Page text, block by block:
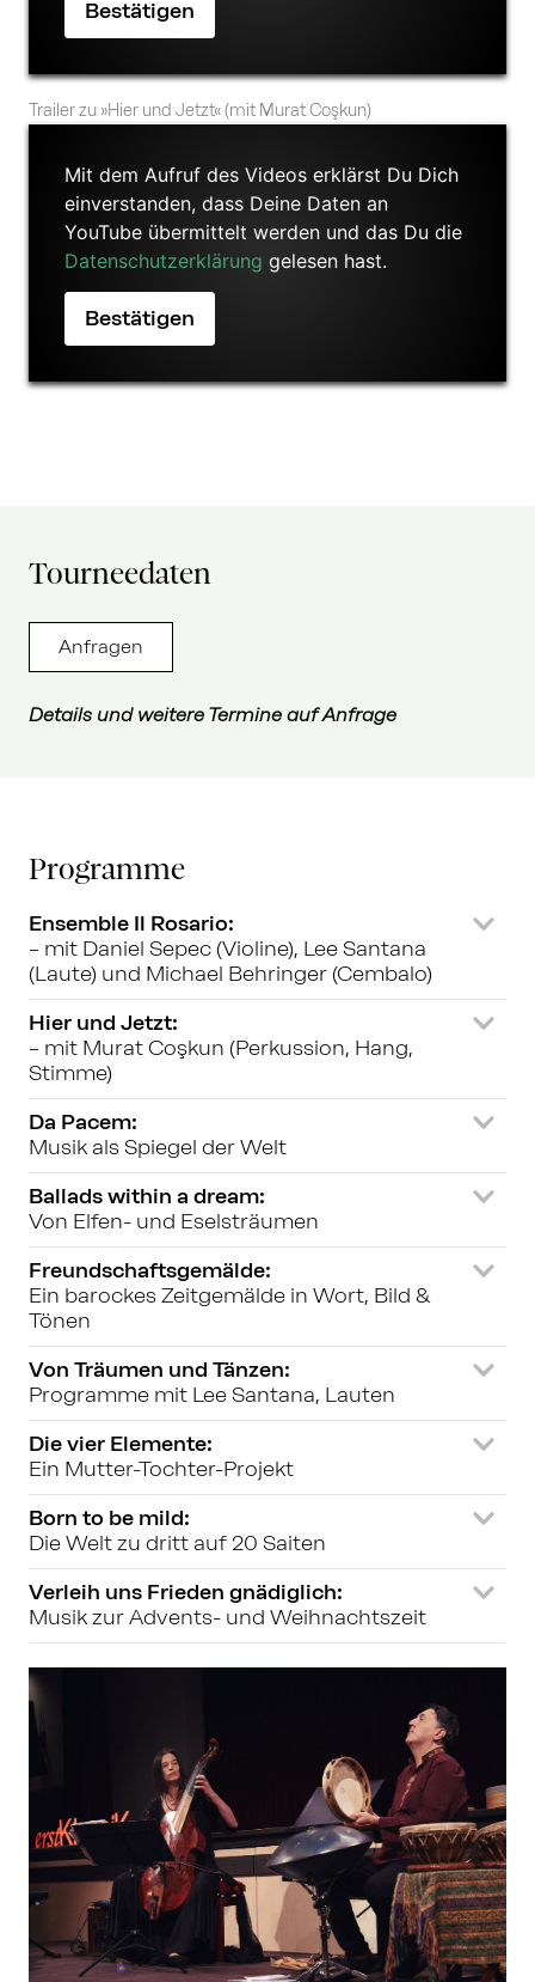
Trailer zu »Hier und Jetzt« (mit Murat Coşkun)
Mit dem Aufruf des Videos erklärst Du Dich
einverstanden, dass Deine Daten an
YouTube übermittelt werden und das Du die
Datenschutzerklärung gelesen hast.
Tourneedaten
Anfragen
Details und weitere Termine auf Anfrage
Programme
Ensemble Il Rosario:
– mit Daniel Sepec (Violine), Lee Santana
(Laute) und Michael Behringer (Cembalo)
Hier und Jetzt:
– mit Murat Coşkun (Perkussion, Hang,
Stimme)
Da Pacem:
Musik als Spiegel der Welt
Ballads within a dream:
Von Elfen- und Eselsträumen
Freundschaftsgemälde:
Ein barockes Zeitgemälde in Wort, Bild &
Tönen
Von Träumen und Tänzen:
Programme mit Lee Santana, Lauten
Die vier Elemente:
Ein Mutter-Tochter-Projekt
Born to be mild:
Die Welt zu dritt auf 20 Saiten
Verleih uns Frieden gnädiglich:
Musik zur Advents- und Weihnachtszeit